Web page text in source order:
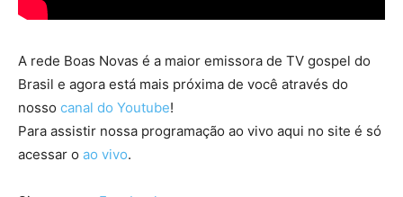
A rede Boas Novas é a maior emissora de TV gospel do
Brasil e agora está mais próxima de você através do
nosso canal do Youtube!
Para assistir nossa programação ao vivo aqui no site é só
acessar o ao vivo.